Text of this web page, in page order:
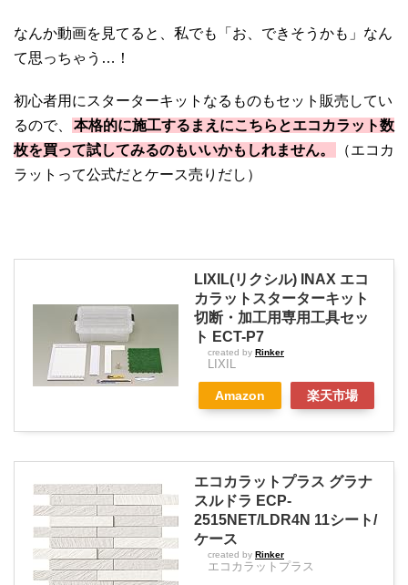
なんか動画を見てると、私でも「お、できそうかも」なん
て思っちゃう…！
初心者用にスターターキットなるものもセット販売してい
るので、
本格的に施工するまえにこちらとエコカラット数
枚を買って試してみるのもいいかもしれません。
（エコカ
ラットって公式だとケース売りだし）
LIXIL(リクシル) INAX エコ
カラットスターターキット
切断・加工用専用工具セッ
ト ECT-P7
created by Rinker
LIXIL
Amazon 楽天市場
エコカラットプラス グラナ
スルドラ ECP-
2515NET/LDR4N 11シート/
ケース
created by Rinker
エコカラットプラス